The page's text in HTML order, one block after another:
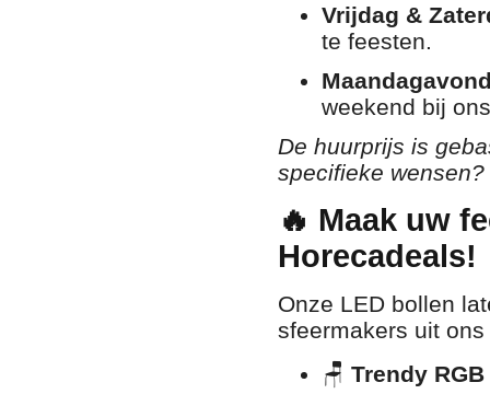
Vrijdag &
te feesten.
weekend bij
De huurprijs is
specifieke
🔥 Maak uw
Horecadeals!
Onze LED bollen
sfeermakers uit
🪑 Trendy